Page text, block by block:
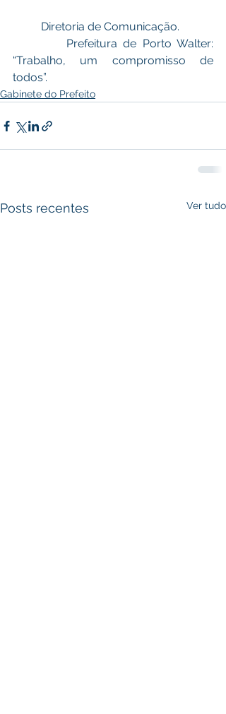
Diretoria de Comunicação.
Prefeitura de Porto Walter:
“Trabalho, um compromisso de
todos”.
Gabinete do Prefeito
Posts recentes Ver tudo